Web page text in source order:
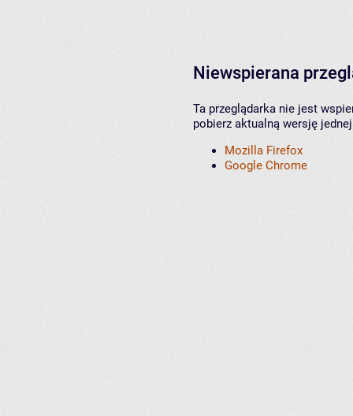
Niewspierana
Ta przeglądarka nie jest
pobierz aktualną wersję
Mozilla Firefox
Google Chrome